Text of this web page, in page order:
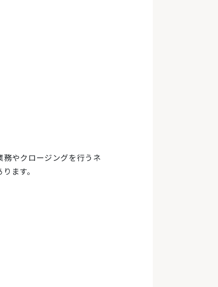
やクロージングを行うネ
ます。